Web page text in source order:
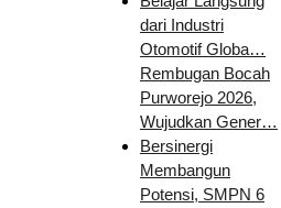
dari Industri
Otomotif Globa…
Rembugan Bocah
Purworejo 2026,
Wujudkan Gener…
Bersinergi
Membangun
Potensi, SMPN 6